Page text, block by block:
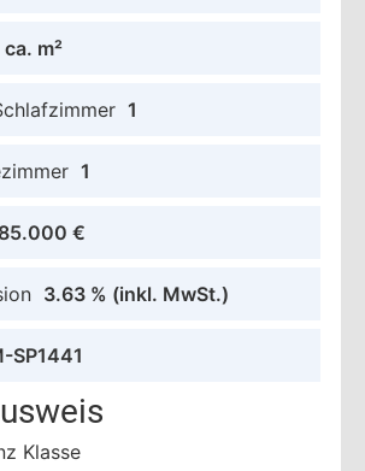
ca. m²
1
1
€
3.63 % (inkl. MwSt.)
SP1441
Klasse